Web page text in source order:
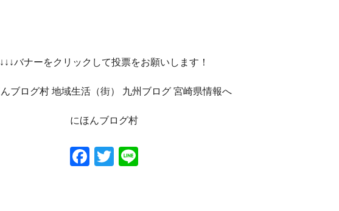
↓↓↓バナーをクリックして投票をお願いします！
にほんブログ村
Facebook
Twitter